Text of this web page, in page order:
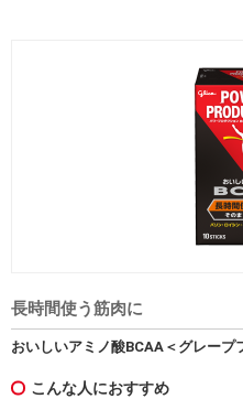
長時間使う筋肉に
おいしいアミノ酸BCAA＜グレープ
こんな人におすすめ